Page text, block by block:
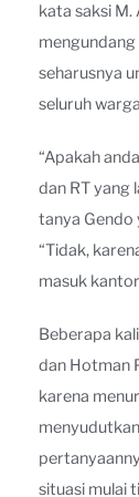
kata saksi M.
seharusnya
seluruh
“Apakah
dan RT yang
tanya Gendo
“Tidak,
masuk
Beberapa
dan Hotman
karena
situasi mulai